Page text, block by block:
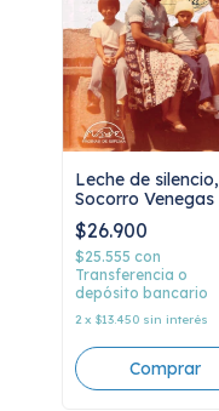
Leche de silencio,
Socorro Venegas
$26.900
$25.555 con
Transferencia o
depósito bancario
2 x $13.450 sin interés